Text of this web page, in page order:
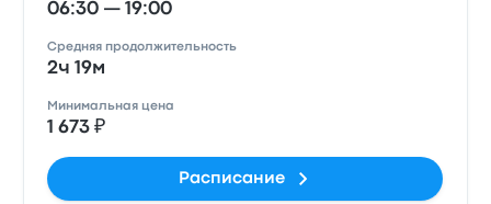
06:30 — 19:00
Средняя продолжительность
2ч 19м
Минимальная цена
1 673 ₽
Расписание